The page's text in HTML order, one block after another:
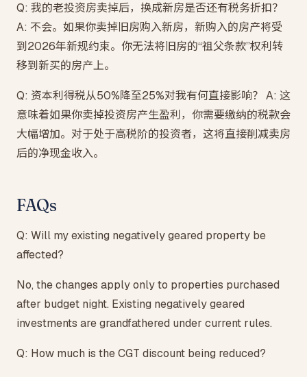
Q: 我的老投资房卖掉后，换成新房是否还有税务折扣？
A: 不会。如果你卖掉旧房购入新房，新购入的房产将受
到2026年新规约束。你无法将旧房的“祖父条款”权利转
移到新买的房产上。
Q: 资本利得税从50%降至25%对我有何直接影响？ A: 这
意味着如果你卖掉投资房产生盈利，你需要缴纳的税款会
大幅增加。对于处于高税阶的投资者，这将直接削减卖房
后的净现金收入。
FAQs
Q: Will my existing negatively geared property be
affected?
No, the changes apply only to properties purchased
after budget night. Existing negatively geared
investments are grandfathered under current rules.
Q: How much is the CGT discount being reduced?